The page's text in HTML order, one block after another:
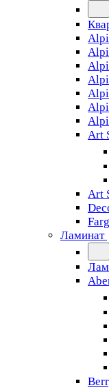
Art
Art
Ламинат